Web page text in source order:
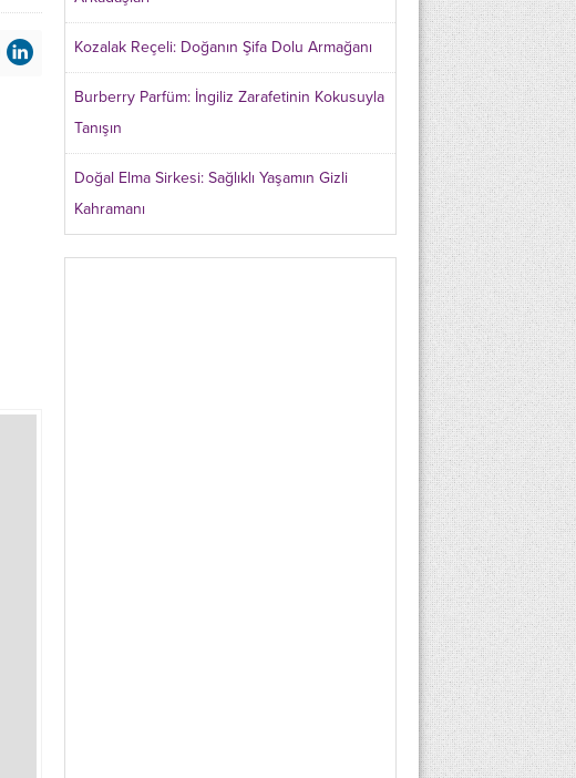
Kozalak Reçeli: Doğanın Şifa Dolu Armağanı
Burberry Parfüm: İngiliz Zarafetinin Kokusuyla
Tanışın
Doğal Elma Sirkesi: Sağlıklı Yaşamın Gizli
Kahramanı